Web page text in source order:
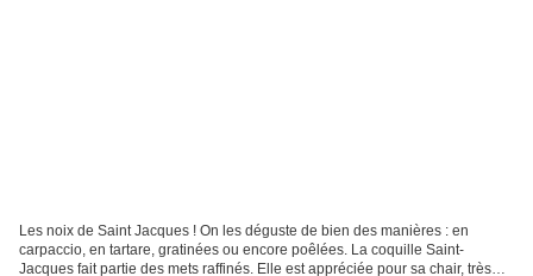
Les noix de Saint Jacques ! On les déguste de bien des manières : en
carpaccio, en tartare, gratinées ou encore poêlées. La coquille Saint-
Jacques fait partie des mets raffinés. Elle est appréciée pour sa chair, très